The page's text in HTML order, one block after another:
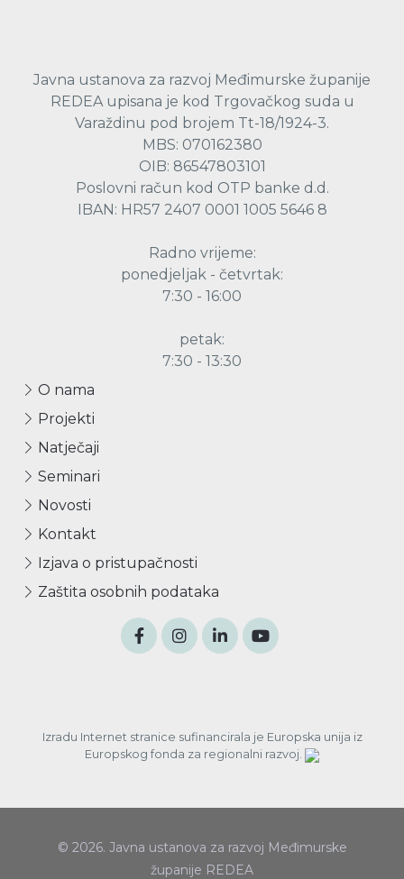
Javna ustanova za razvoj Međimurske županije
REDEA upisana je kod Trgovačkog suda u
Varaždinu pod brojem Tt-18/1924-3.
MBS: 070162380
OIB: 86547803101
Poslovni račun kod OTP banke d.d.
IBAN: HR57 2407 0001 1005 5646 8
Radno vrijeme:
ponedjeljak - četvrtak:
7:30 - 16:00
petak:
7:30 - 13:30
O nama
Projekti
Natječaji
Seminari
Novosti
Kontakt
Izjava o pristupačnosti
Zaštita osobnih podataka
Izradu Internet stranice sufinancirala je Europska unija iz
Europskog fonda za regionalni razvoj.
© 2026. Javna ustanova za razvoj Međimurske
županije REDEA